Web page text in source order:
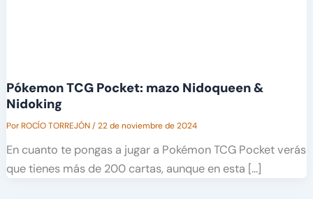
Pókemon TCG Pocket: mazo Nidoqueen &
Nidoking
PorROCÍO TORREJÓN/22 de noviembre de 2024
En cuanto te pongas a jugar a Pokémon TCG Pocket verás
que tienes más de 200 cartas, aunque en esta […]